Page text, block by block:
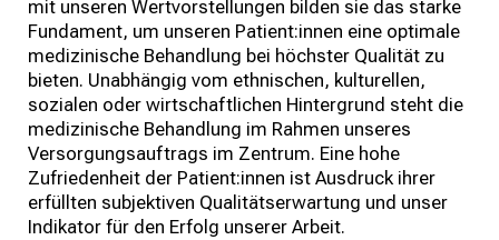
mit unseren Wertvorstellungen bilden sie das starke
Fundament, um unseren Patient:innen eine optimale
medizinische Behandlung bei höchster Qualität zu
bieten. Unabhängig vom ethnischen, kulturellen,
sozialen oder wirtschaftlichen Hintergrund steht die
medizinische Behandlung im Rahmen unseres
Versorgungsauftrags im Zentrum. Eine hohe
Zufriedenheit der Patient:innen ist Ausdruck ihrer
erfüllten subjektiven Qualitätserwartung und unser
Indikator für den Erfolg unserer Arbeit.